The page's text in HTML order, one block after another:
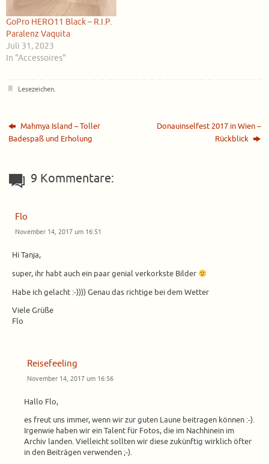
GoPro HERO11 Black – R.I.P.
Paralenz Vaquita
Juli 31, 2023
In "Accessoires"
Lesezeichen.
Mahmya Island – Toller
Badespaß und Erholung
Donauinselfest 2017 in Wien –
Rückblick
9 Kommentare:
Flo
November 14, 2017 um 16:51
Hi Tanja,
super, ihr habt auch ein paar genial verkorkste Bilder
Habe ich gelacht :-)))) Genau das richtige bei dem Wetter
Viele Grüße
Flo
Reisefeeling
November 14, 2017 um 16:56
Hallo Flo,
es freut uns immer, wenn wir zur guten Laune beitragen können :-).
Irgenwie haben wir ein Talent für Fotos, die im Nachhinein im
Archiv landen. Vielleicht sollten wir diese zukünftig wirklich öfter
in den Beiträgen verwenden ;-).